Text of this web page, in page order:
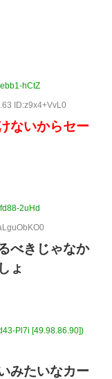
hCtZ
ID:z9x4+VvL0
ないからセー
2uHd
べきじゃなか
ょ
Pl7i [49.98.86.90])
みたいなカー